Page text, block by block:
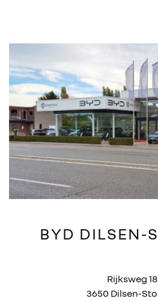
BYD DILSEN-
Rijksweg
3650 Dilsen-